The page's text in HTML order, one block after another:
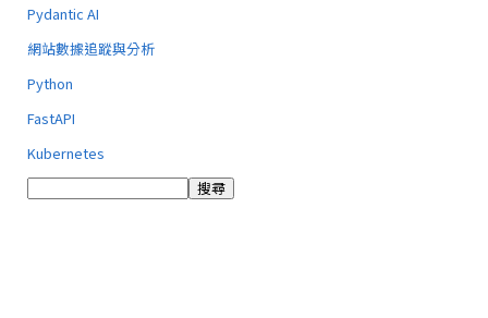
Pydantic AI
網站數據追蹤與分析
Python
FastAPI
Kubernetes